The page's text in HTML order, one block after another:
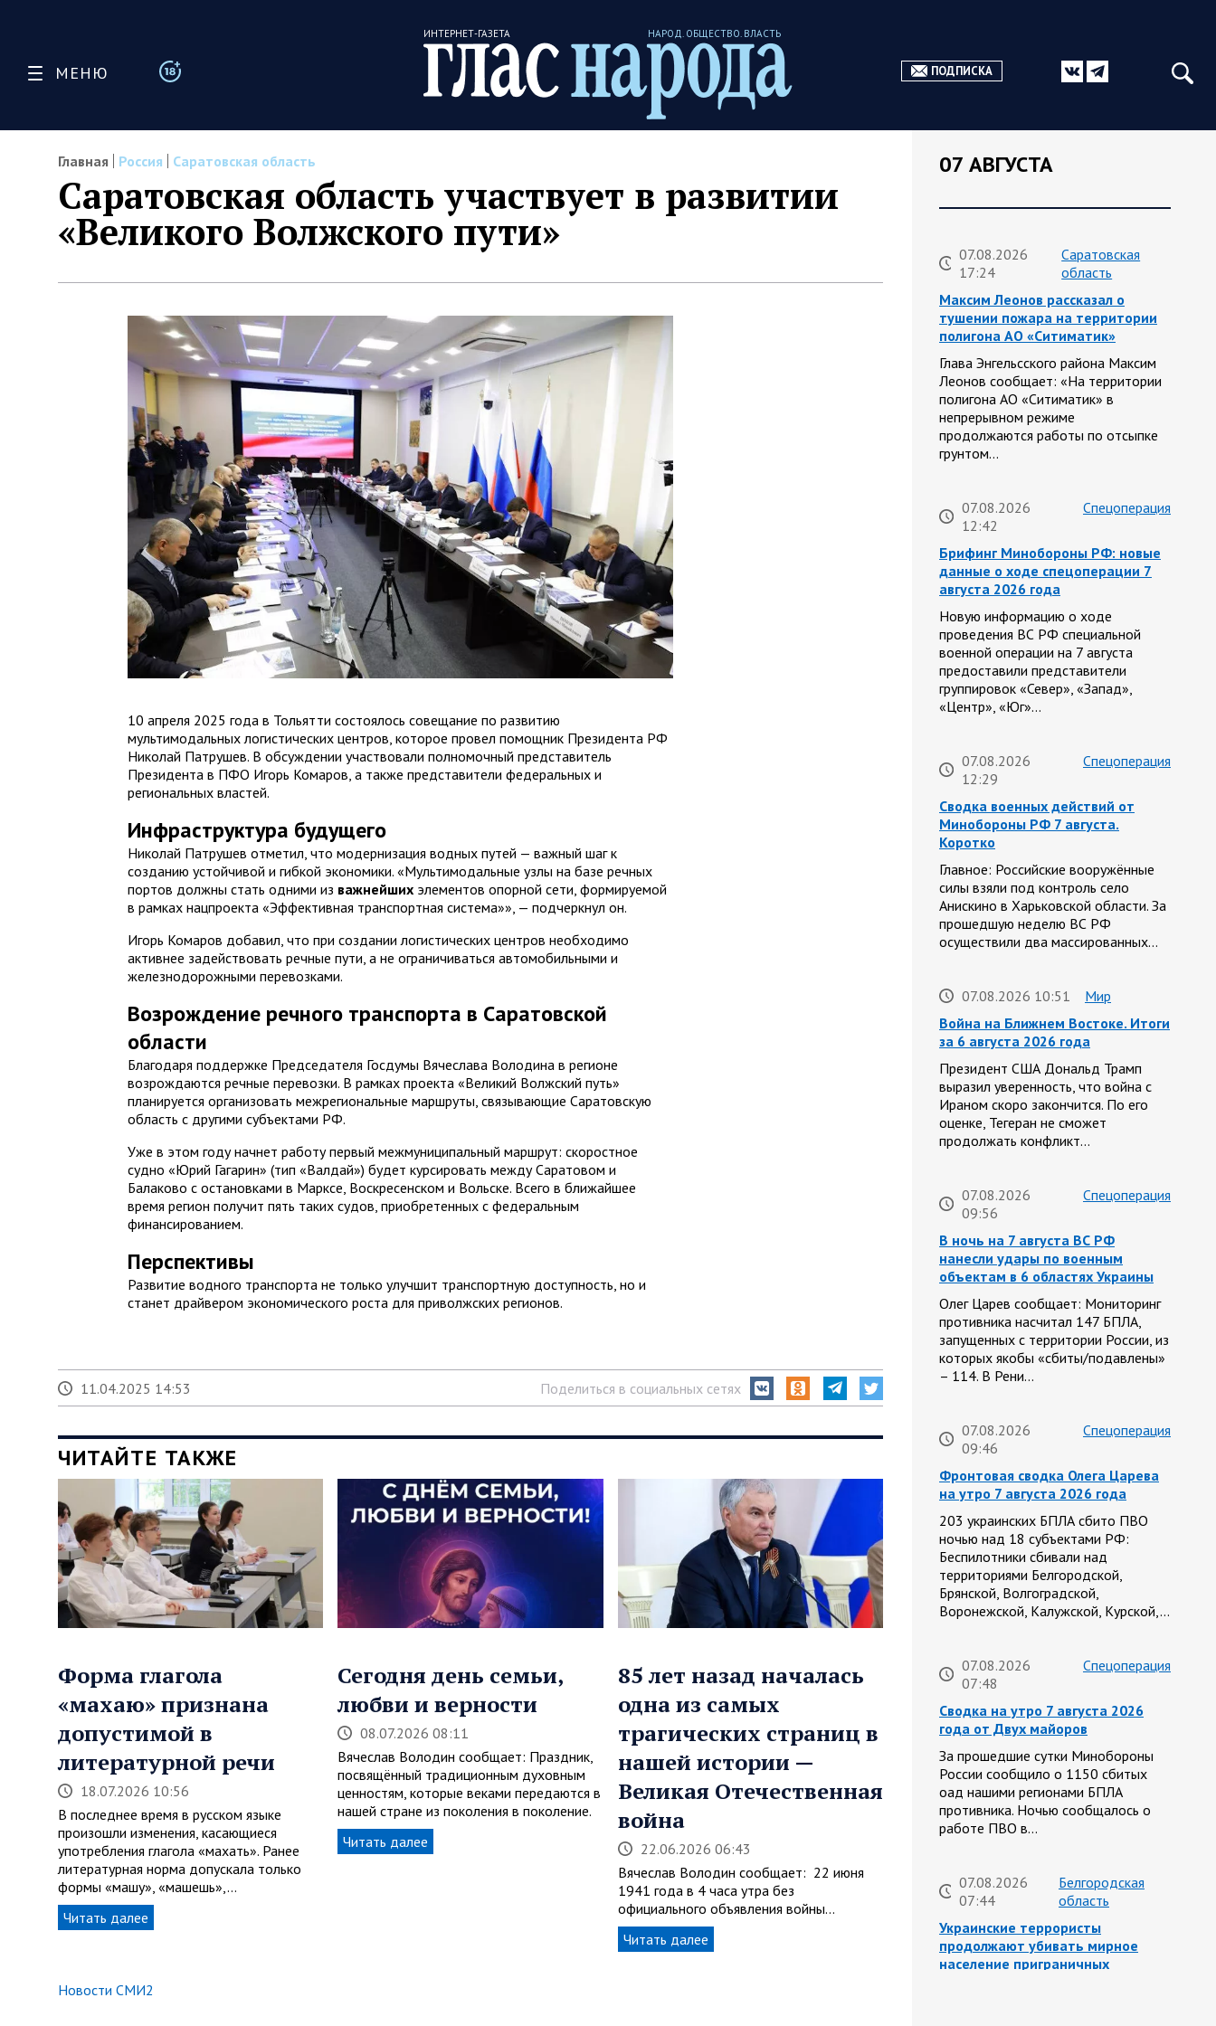
МЕНЮ
ИНТЕРНЕТ-ГАЗЕТА НАРОД. ОБЩЕСТВО. ВЛАСТЬ
ПОДПИСКА
Главная Россия Саратовская область
Саратовская область участвует в развитии
«Великого Волжского пути»
10 апреля 2025 года в Тольятти состоялось совещание по развитию
мультимодальных логистических центров, которое провел помощник Президента РФ
Николай Патрушев. В обсуждении участвовали полномочный представитель
Президента в ПФО Игорь Комаров, а также представители федеральных и
региональных властей.
Инфраструктура будущего
Николай Патрушев отметил, что модернизация водных путей — важный шаг к
созданию устойчивой и гибкой экономики. «Мультимодальные узлы на базе речных
портов должны стать одними из важнейших элементов опорной сети, формируемой
в рамках нацпроекта «Эффективная транспортная система»», — подчеркнул он.
Игорь Комаров добавил, что при создании логистических центров необходимо
активнее задействовать речные пути, а не ограничиваться автомобильными и
железнодорожными перевозками.
Возрождение речного транспорта в Саратовской
области
Благодаря поддержке Председателя Госдумы Вячеслава Володина в регионе
возрождаются речные перевозки. В рамках проекта «Великий Волжский путь»
планируется организовать межрегиональные маршруты, связывающие Саратовскую
область с другими субъектами РФ.
Уже в этом году начнет работу первый межмуниципальный маршрут: скоростное
судно «Юрий Гагарин» (тип «Валдай») будет курсировать между Саратовом и
Балаково с остановками в Марксе, Воскресенском и Вольске. Всего в ближайшее
время регион получит пять таких судов, приобретенных с федеральным
финансированием.
Перспективы
Развитие водного транспорта не только улучшит транспортную доступность, но и
станет драйвером экономического роста для приволжских регионов.
11.04.2025 14:53 Поделиться в социальных сетях
ЧИТАЙТЕ ТАКЖЕ
Форма глагола
«махаю» признана
допустимой в
литературной речи
18.07.2026 10:56
В последнее время в русском языке
произошли изменения, касающиеся
употребления глагола «махать». Ранее
литературная норма допускала только
формы «машу», «машешь»,…
Читать далее
Сегодня день семьи,
любви и верности
08.07.2026 08:11
Вячеслав Володин сообщает: Праздник,
посвящённый традиционным духовным
ценностям, которые веками передаются в
нашей стране из поколения в поколение.
Читать далее
85 лет назад началась
одна из самых
трагических страниц в
нашей истории —
Великая Отечественная
война
22.06.2026 06:43
Вячеслав Володин сообщает: 22 июня
1941 года в 4 часа утра без
официального объявления войны…
Читать далее
Новости СМИ2
07 АВГУСТА
07.08.2026
17:24
Саратовская
область
Максим Леонов рассказал о
тушении пожара на территории
полигона АО «Ситиматик»
Глава Энгельсского района Максим
Леонов сообщает: «На территории
полигона АО «Ситиматик» в
непрерывном режиме
продолжаются работы по отсыпке
грунтом…
07.08.2026
12:42
Спецоперация
Брифинг Минобороны РФ: новые
данные о ходе спецоперации 7
августа 2026 года
Новую информацию о ходе
проведения ВС РФ специальной
военной операции на 7 августа
предоставили представители
группировок «Север», «Запад»,
«Центр», «Юг»…
07.08.2026
12:29
Спецоперация
Сводка военных действий от
Минобороны РФ 7 августа.
Коротко
Главное: Российские вооружённые
силы взяли под контроль село
Анискино в Харьковской области. За
прошедшую неделю ВС РФ
осуществили два массированных…
07.08.2026 10:51
Мир
Война на Ближнем Востоке. Итоги
за 6 августа 2026 года
Президент США Дональд Трамп
выразил уверенность, что война с
Ираном скоро закончится. По его
оценке, Тегеран не сможет
продолжать конфликт…
07.08.2026
09:56
Спецоперация
В ночь на 7 августа ВС РФ
нанесли удары по военным
объектам в 6 областях Украины
Олег Царев сообщает: Мониторинг
противника насчитал 147 БПЛА,
запущенных с территории России, из
которых якобы «сбиты/подавлены»
– 114. В Рени…
07.08.2026
09:46
Спецоперация
Фронтовая сводка Олега Царева
на утро 7 августа 2026 года
203 украинских БПЛА сбито ПВО
ночью над 18 субъектами РФ:
Беспилотники сбивали над
территориями Белгородской,
Брянской, Волгоградской,
Воронежской, Калужской, Курской,…
07.08.2026
07:48
Спецоперация
Сводка на утро 7 августа 2026
года от Двух майоров
За прошедшие сутки Минобороны
России сообщило о 1150 сбитых
оад нашими регионами БПЛА
противника. Ночью сообщалось о
работе ПВО в…
07.08.2026
07:44
Белгородская
область
Украинские террористы
продолжают убивать мирное
население приграничных